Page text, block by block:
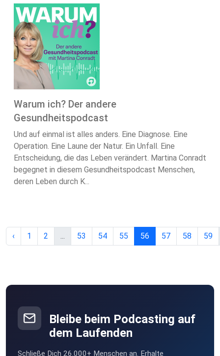
Warum ich? Der andere
Gesundheitspodcast
Und auf einmal ist alles anders. Eine Diagnose. Eine
Operation. Eine Laune der Natur. Ein Unfall. Eine
Entscheidung, die das Leben verändert. Martina Conradt
begegnet in diesem Gesundheitspodcast Menschen,
deren Leben durch K...
‹ 1 2 ... 53 54 55 56 57 58 59
Bleibe beim Podcasting auf
dem Laufenden
Schließe Dich 26.000+ Menschen an. Erhalte